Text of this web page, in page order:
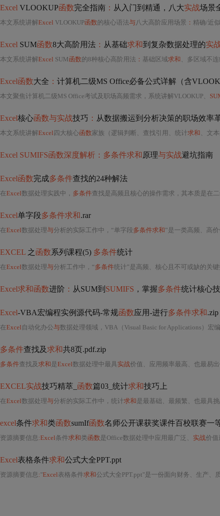
Excel VLOOKUP函数完全指南 ： 从入门到精通，八大实战场景
本文系统讲解Excel VLOOKUP函数的核心语法与八大高阶应用场景 ： 精确/近似匹配、通配
Excel SUM函数8大高阶用法 ： 从基础求和到复杂数据处理的实
本文系统讲解Excel SUM函数的8种核心高阶用法 ： 基础区域求和 、多区域不
Excel函数大全 ： 计算机二级MS Office必备公式详解（含
本文聚焦计算机二级MS Office考试及职场高频需求，系统讲解VLOOKUP、
Excel核心函数与实战技巧 ： 从数据搬运到分析决策的职场效率
本文系统讲解Excel 四大核心函数家族（逻辑判断、查找引用、统计求和 、文
Excel SUMIFS函数深度解析：多条件求和原理与实战避坑指南
Excel函数完成多条件查找的24种解法
在Excel数据处理实践中， 多条件查找是高频且核心的操作需求，其本质是在二维表格中依据两个或多个逻辑条件（如“部
Excel单字段多条件求和.rar
在Excel数据处理与分析的实际工作中，“单字段 多条件求和”是一类高频、高价
EXCEL 之 函数系列课程(5) 多条件统计
在Excel数据处理与分析工作中，“多条件统计”是高频、核心且不可或缺的关
Excel求和函数进阶 ： 从SUM到 SUMIFS ，掌握多条件统计核心
Excel-VBA宏编程实例源代码-常规函数应用-进行多条件求和.zip
在Excel 自动化办公与数据处理领域，VBA（Visual Basic for Applications）宏
多条件查找及求和共8页.pdf.zip
多条件查找及 求和是Excel数据处理中最具实战价值、应用频率最高、也最易出错的核心技能之一，尤其在财务
EXCEL实战技巧精萃_ 函数篇03_统计求和技巧上
在Excel数据处理与分析的实际工作中，统计求和是最基础、最频繁、也最具
excel条件求和类函数sumIf函数名师公开课获奖课件百校联赛一
资源摘要信息:Excel条件求和类函数是Office数据处理中应用最广泛、 实战价值
Excel表格条件求和公式大全PPT.ppt
资源摘要信息:"Excel表格条件求和公式大全PPT.ppt"是一份面向财务、生产、质量、运营及